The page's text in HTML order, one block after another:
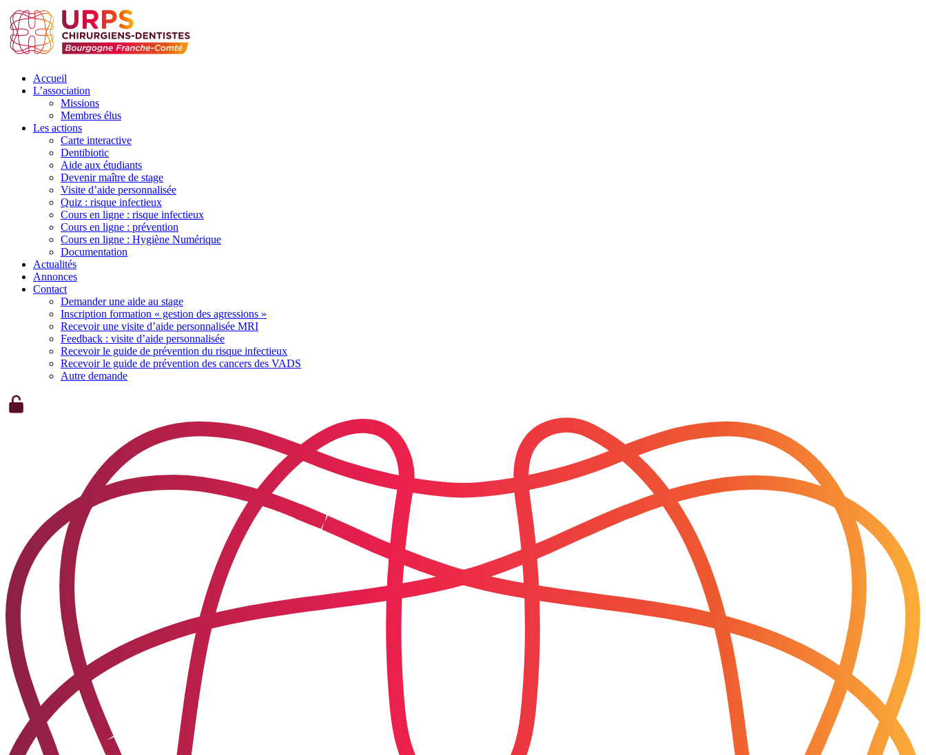
Accueil
L’association
Missions
Membres élus
Les actions
Carte interactive
Dentibiotic
Aide aux étudiants
Devenir maître de stage
Visite d’aide personnalisée
Quiz : risque infectieux
Cours en ligne : risque infectieux
Cours en ligne : prévention
Cours en ligne : Hygiène Numérique
Documentation
Actualités
Annonces
Contact
Demander une aide au stage
Inscription formation « gestion des agressions »
Recevoir une visite d’aide personnalisée MRI
Feedback : visite d’aide personnalisée
Recevoir le guide de prévention du risque infectieux
Recevoir le guide de prévention des cancers des VADS
Autre demande